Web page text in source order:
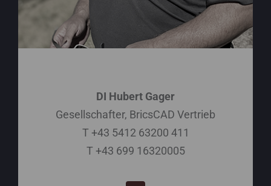
DI Hubert Gager
Gesellschafter, BricsCAD Vertrieb
T +43 5412 63200 411
T +43 699 16320005